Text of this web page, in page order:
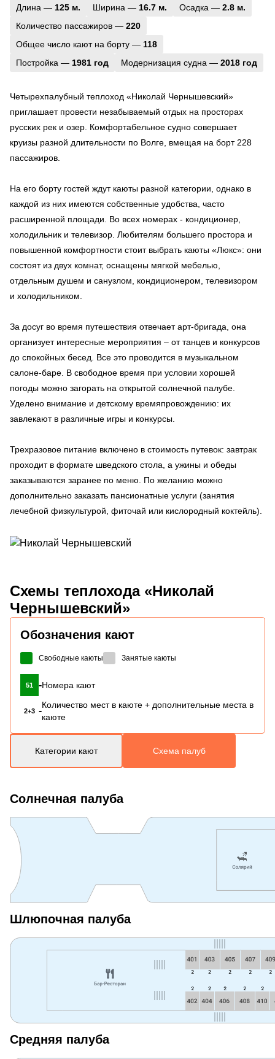
Длина — 125 м. Ширина — 16.7 м. Осадка — 2.8 м.
Количество пассажиров — 220
Общее число кают на борту — 118
Постройка — 1981 год Модернизация судна — 2018 год
Четырехпалубный теплоход «Николай Чернышевский»
приглашает провести незабываемый отдых на просторах
русских рек и озер. Комфортабельное судно совершает
круизы разной длительности по Волге, вмещая на борт 228
пассажиров.
На его борту гостей ждут каюты разной категории, однако в
каждой из них имеются собственные удобства, часто
расширенной площади. Во всех номерах - кондиционер,
холодильник и телевизор. Любителям большего простора и
повышенной комфортности стоит выбрать каюты «Люкс»: они
состоят из двух комнат, оснащены мягкой мебелью,
отдельным душем и санузлом, кондиционером, телевизором
и холодильником.
За досуг во время путешествия отвечает арт-бригада, она
организует интересные мероприятия – от танцев и конкурсов
до спокойных бесед. Все это проводится в музыкальном
салоне-баре. В свободное время при условии хорошей
погоды можно загорать на открытой солнечной палубе.
Уделено внимание и детскому времяпровождению: их
завлекают в различные игры и конкурсы.
Трехразовое питание включено в стоимость путевок: завтрак
проходит в формате шведского стола, а ужины и обеды
заказываются заранее по меню. По желанию можно
дополнительно заказать пансионатные услуги (занятия
лечебной физкультурой, фиточай или кислородный коктейль).
Схемы теплохода «Николай
Чернышевский»
Обозначения кают
Свободные каюты Занятые каюты
51 -Номера кают
2+3 -
Количество мест в каюте + дополнительные места в
каюте
Категории кают Схема палуб
Солнечная палуба
Шлюпочная палуба
Средняя палуба